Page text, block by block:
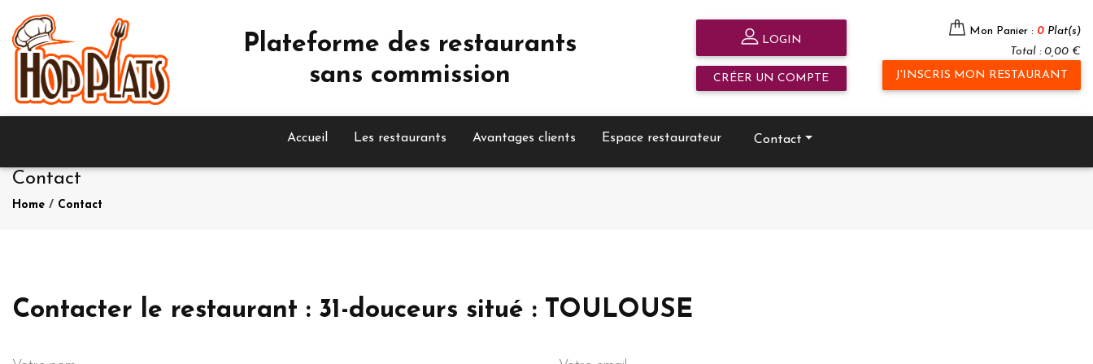
Plateforme des restaurants
sans commission
LOGIN
CRÉER UN COMPTE
Mon Panier : 0 Plat(s)
Total : 0,00 €
J'INSCRIS MON RESTAURANT
Accueil Les restaurants Avantages clients Espace restaurateur Contact
Contact
Home / Contact
Contacter le restaurant : 31-douceurs situé : TOULOUSE